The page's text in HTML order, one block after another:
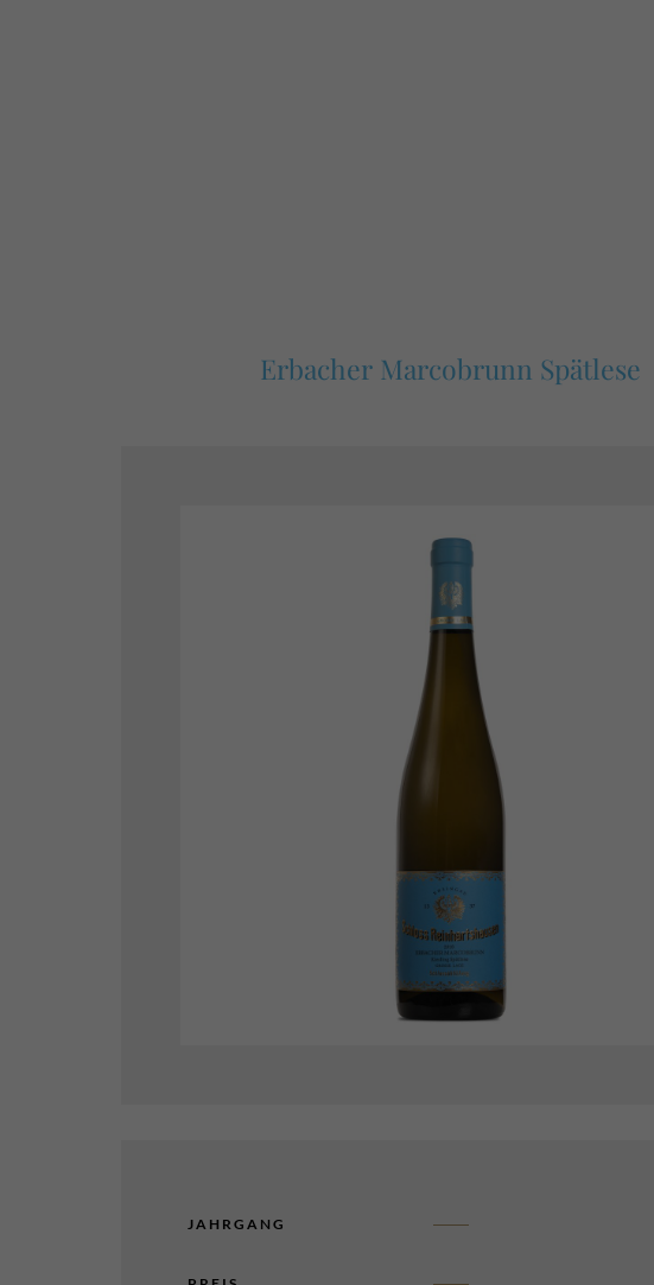
Erbacher Marcobrunn Spätlese
JAHRGANG